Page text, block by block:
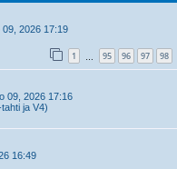
09, 2026 17:19
1 95 96 97 98
09, 2026 17:16
ja V4)
16:49